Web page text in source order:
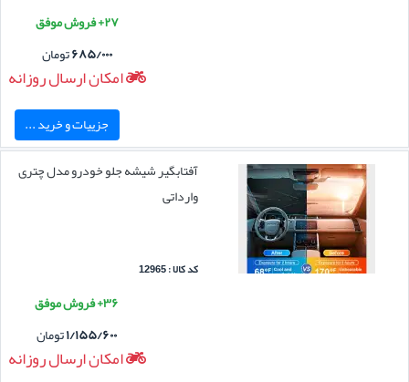
۲۷+ فروش موفق
۶۸۵/۰۰۰تومان
امکان ارسال روزانه
جزییات و خرید ...
آفتابگیر شیشه جلو خودرو مدل چتری
وارداتی
کد کالا : 12965
۳۶+ فروش موفق
۱/۱۵۵/۶۰۰تومان
امکان ارسال روزانه